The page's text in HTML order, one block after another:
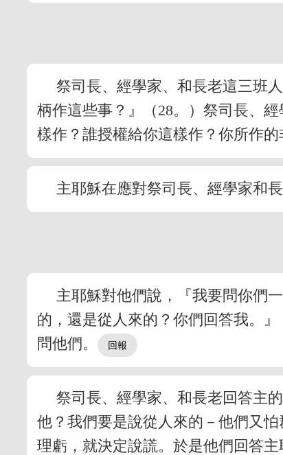
祭司長、經學家、和長老這三班
柄作這些事？』（28。）祭司長、
樣作？誰授權給你這樣作？你所作
主耶穌在應對祭司長、經學家和
主耶穌對他們說，『我要問你們
的，還是從人來的？你們回答我。
問他們。
祭司長、經學家、和長老回答主
他？我們要是說從人來的－他們又
理虧，就決定說謊。於是他們回答